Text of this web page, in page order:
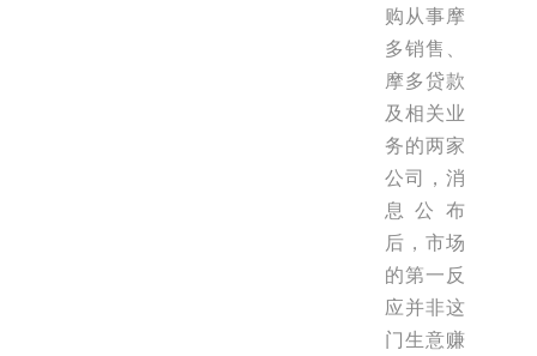
购从事摩
多销售、
摩多贷款
及相关业
务的两家
公司，消
息公布
后，市场
的第一反
应并非这
门生意赚